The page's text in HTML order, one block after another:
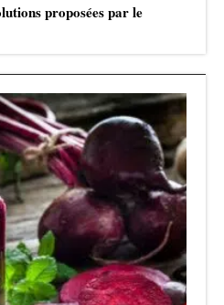
proposées par le